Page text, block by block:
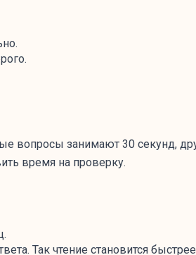
вопросы занимают 30 секунд,
время на проверку.
Так чтение становится